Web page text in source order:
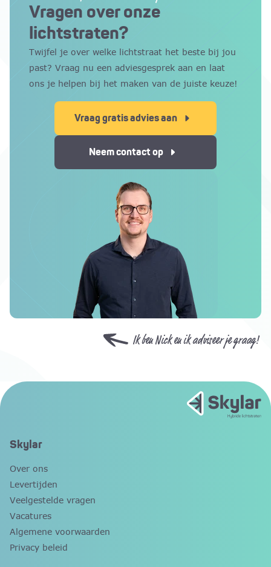
ruimte met een hoogwaardige afwerking en lange
levensduur.
hierop is voorbereid.
waarbij de lichtstraat exact wordt afgestemd op de
beschikbare ruimte en het ontwerp van jouw dak.
De minimale maat bedraagt 500 x 500 mm en de
maximale afmetingen lopen op tot 4000 x 1000
mm. Zo is er voor vrijwel elke situatie een
passende oplossing.
Ik ben Nick en ik adviseer je graag!
Vragen over onze
lichtstraten?
Twijfel je over welke lichtstraat het beste bij jou
past? Vraag nu een adviesgesprek aan en laat
ons je helpen bij het maken van de juiste keuze!
Vraag gratis advies aan
Neem contact op
Skylar
Over ons
Levertijden
Veelgestelde vragen
Vacatures
Algemene voorwaarden
Privacy beleid